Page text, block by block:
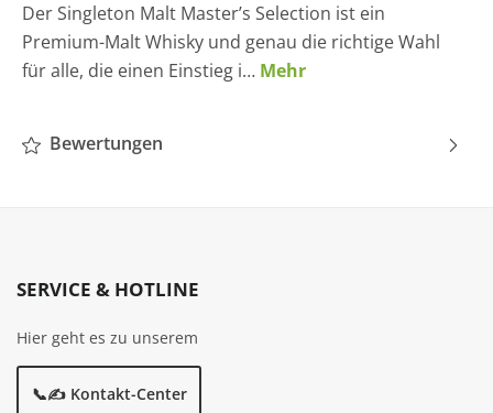
Der Singleton Malt Master’s Selection ist ein
Premium-Malt Whisky und genau die richtige Wahl
für alle, die einen Einstieg i… Mehr
Bewertungen
SERVICE & HOTLINE
Hier geht es zu unserem
📞✍️ Kontakt-Center